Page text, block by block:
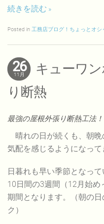
続きを読む
Posted in 工務店ブログ！ちょっとオシ
26
11月
キューワ
り断熱
最強の屋根外張り断熱工法！
晴れの日が続くも、朝晩
気配を感じるようになって
日暮れも早い季節となっ
10日間の3週間（12月始
期間となります。（朝の
ク）